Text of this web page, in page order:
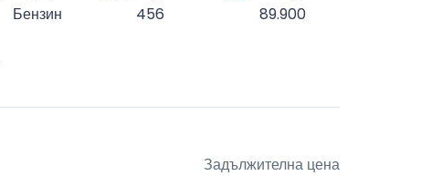
Бензин 456 89.900
Задължителна цена